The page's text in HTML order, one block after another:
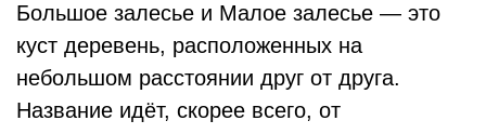
Большое залесье и Малое залесье — это
куст деревень, расположенных на
небольшом расстоянии друг от друга.
Название идёт, скорее всего, от